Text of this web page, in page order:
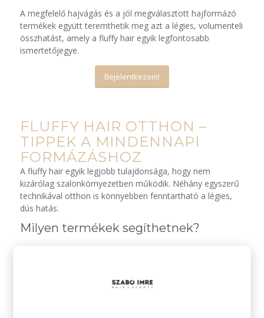
A megfelelő hajvágás és a jól megválasztott hajformázó
termékek együtt teremthetik meg azt a légies, volumenteli
összhatást, amely a fluffy hair egyik legfontosabb
ismertetőjegye.
Bejelentkezem!
FLUFFY HAIR OTTHON –
TIPPEK A MINDENNAPI
FORMÁZÁSHOZ
A fluffy hair egyik legjobb tulajdonsága, hogy nem
kizárólag szalonkörnyezetben működik. Néhány egyszerű
technikával otthon is könnyebben fenntartható a légies,
dús hatás.
Milyen termékek segíthetnek?
megfelelő hajvágás mellettérdemes olyan
professzionális termékeket használni, amelyek